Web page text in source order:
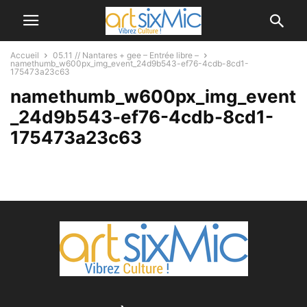
Accueil
05.11 // Nantares + gee – Entrée libre –
namethumb_w600px_img_event_24d9b543-ef76-4cdb-8cd1-
175473a23c63
namethumb_w600px_img_event
_24d9b543-ef76-4cdb-8cd1-
175473a23c63